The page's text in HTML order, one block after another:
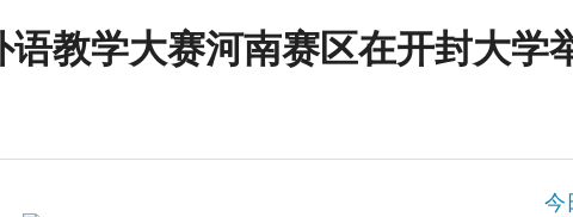
教学大赛河南赛区在开封大学
今